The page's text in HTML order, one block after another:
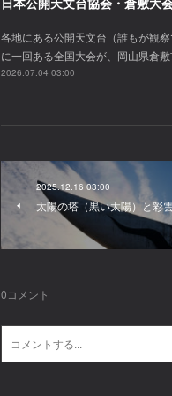
各地にある公開天文台（誰もが観
に一回ある全国大会が、岡山県倉敷
2026.07.04 03:00
2025.12.16 03:00
太陽の塔（黒い太陽）と彩
0コメント